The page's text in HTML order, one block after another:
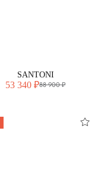
SANTONI
53 340 ₽88 900 ₽